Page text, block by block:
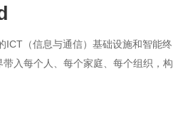
ICT（信息与通信）基础设施和智能终
入每个人、每个家庭、每个组织，构